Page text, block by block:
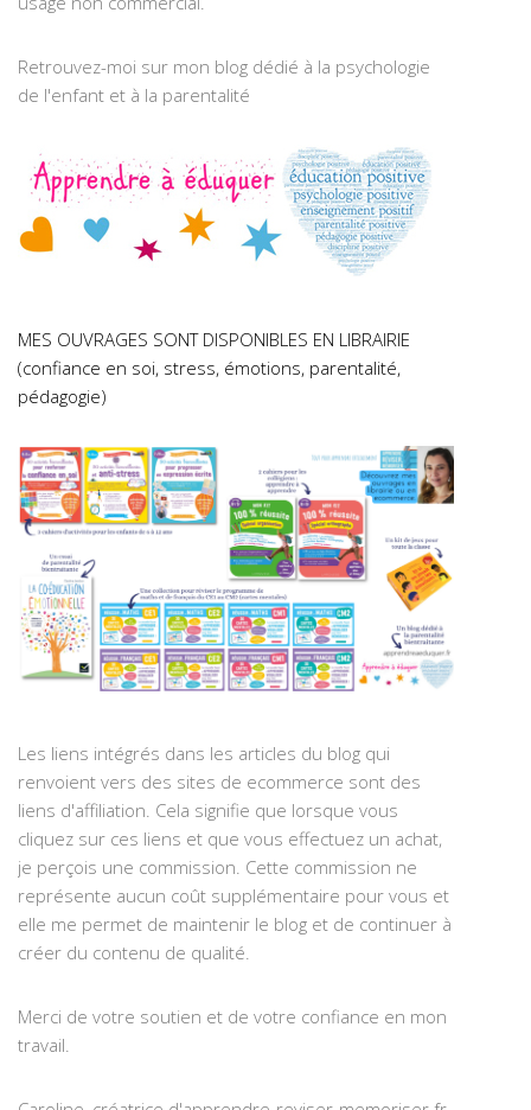
Retrouvez-moi sur mon blog dédié à la psychologie
de l'enfant et à la parentalité
MES OUVRAGES SONT DISPONIBLES EN LIBRAIRIE
(confiance en soi, stress, émotions, parentalité,
pédagogie)
Les liens intégrés dans les articles du blog qui
renvoient vers des sites de ecommerce sont des
liens d'affiliation. Cela signifie que lorsque vous
cliquez sur ces liens et que vous effectuez un achat,
je perçois une commission. Cette commission ne
représente aucun coût supplémentaire pour vous et
elle me permet de maintenir le blog et de continuer à
créer du contenu de qualité.
Merci de votre soutien et de votre confiance en mon
travail.